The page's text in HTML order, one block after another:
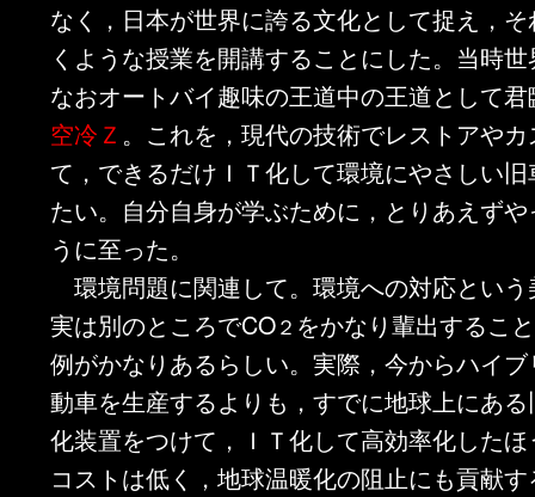
なく，日本が世界に誇る文化として捉え，
くような授業を開講することにした。当時
なおオートバイ趣味の王道中の王道として
空冷Ｚ 。これを，現代の技術でレストアや
て，できるだけＩＴ化して環境にやさしい
たい。自分自身が学ぶために，とりあえず
うに至った。
環境問題に関連して。環境への対応とい
実は別のところでCO２ をかなり輩出するこ
例がかなりあるらしい。実際，今からハイ
動車を生産するよりも，すでに地球上にあ
化装置をつけて，ＩＴ化して高効率化した
コストは低く，地球温暖化の阻止にも貢献